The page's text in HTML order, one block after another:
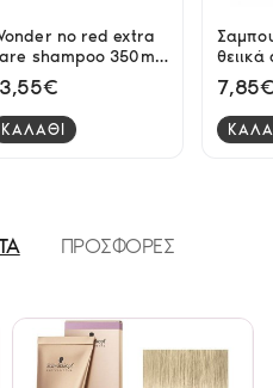
no red extra
shampoo 350ml
ΚΑΛΑΘΙ
400ml
ΠΡΟΣΦΟΡΕΣ